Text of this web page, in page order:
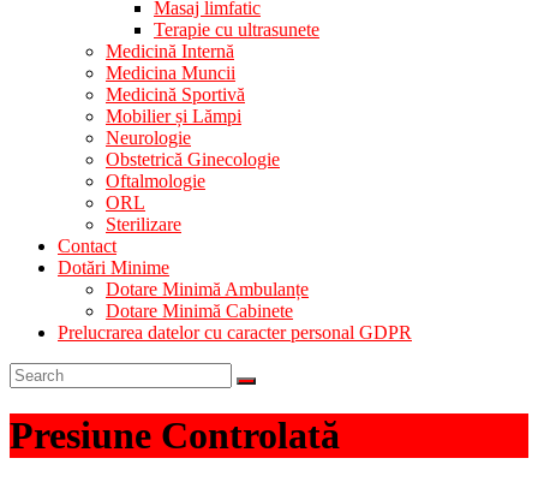
Masaj limfatic
Terapie cu ultrasunete
Medicină Internă
Medicina Muncii
Medicină Sportivă
Mobilier și Lămpi
Neurologie
Obstetrică Ginecologie
Oftalmologie
ORL
Sterilizare
Contact
Dotări Minime
Dotare Minimă Ambulanțe
Dotare Minimă Cabinete
Prelucrarea datelor cu caracter personal GDPR
Presiune Controlată